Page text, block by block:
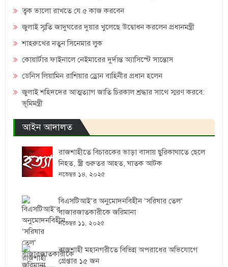
ত্বক ভালো রাখতে যে ৫ কাজ করবেন
জুলাই স্মৃতি জাদুঘরের দুয়ার খুলেছে উদ্বোধন করলেন প্রধানমন্ত্রী
শাহরুখের নতুন সিনেমার লুক
কোয়ার্টার ফাইনালে নেইমারের দুর্দান্ত অ্যাসিস্টে সান্তোস
ডেনিস লিয়ামিন রাশিয়ার ড্রোন বাহিনীর প্রধান হলেন
জুলাই শহিদদের আত্মত্যাগ জাতি চিরকাল শ্রদ্ধার সাথে স্মরণ করবে:
ভূমিমন্ত্রী
আইন আদালত
রাজশাহীতে বিচারকের ভাড়া বাসায় ছুরিকাঘাতে ছেলে
নিহত, স্ত্রী গুরুতর আহত, ঘাতক আটক
নভেম্বর ১৪, ২০২৫
বিএসটিআই’র অনুমোদনবিহীন ‘সরিষার তেল’
বাজারজাতকারীকে জরিমানা
নভেম্বর ১১, ২০২৫
রাজশাহী মহানগরীতে বিভিন্ন অপরাধের অভিযোগে
গ্রেপ্তার ১৫ জন